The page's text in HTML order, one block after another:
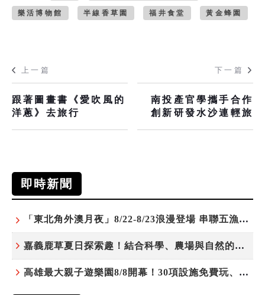
樂活博物館 半線香草園 福井食堂 黃金蜂園
上一篇
跟著圖畫書《愛吹風的
洋蔥》去旅行
下一篇
南投產官學攜手合作
創新研發水沙連輕旅
即時新聞
「東北角外澳月夜」8/22-8/23浪漫登場 串聯五漁村、音樂、市集、火舞與慢旅共度夏夜
嘉義鹿草夏日探索趣！結合科學、農場與自然的親子小旅行
高雄最大親子遊樂園8/8開幕！30項設施免費玩、YOYO家族嗨翻暑假